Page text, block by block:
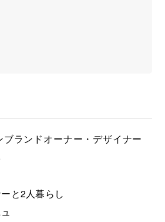
ブランドオーナー・デザイナー
と2人暮らし